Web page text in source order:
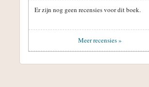
Er zijn nog geen recensies voor dit boek.
Meer recensies »